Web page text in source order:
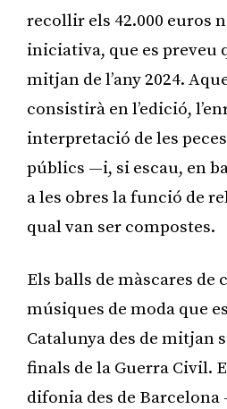
recollir els 42.000 euros
iniciativa, que es preveu
mitjan de l’any 2024.
consistirà en l’edició,
interpretació de les
públics —i, si escau, en
a les obres la funció de
qual van ser compostes.
Els balls de màscares de
músiques de moda que
Catalunya des de mitjan
finals de la Guerra Civil.
difonia des de Barcelona